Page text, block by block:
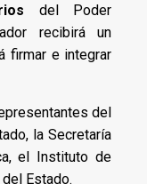
del Poder
recibirá un
firmar e integrar
del
la Secretaría
el Instituto de
Estado.